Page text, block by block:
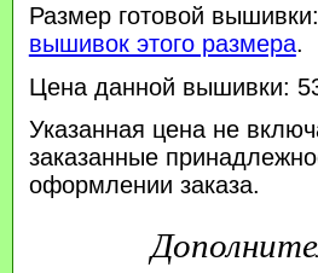
Размер готовой
вышивок этого размера.
Цена данной вышивки:
Указанная цена не
заказанные
оформлении заказа.